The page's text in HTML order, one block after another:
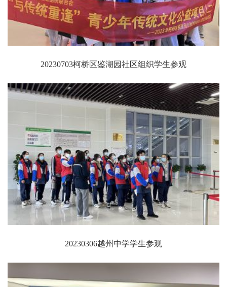
20230703柯桥区鉴湖园社区组织学生参观
20230306越州中学学生参观